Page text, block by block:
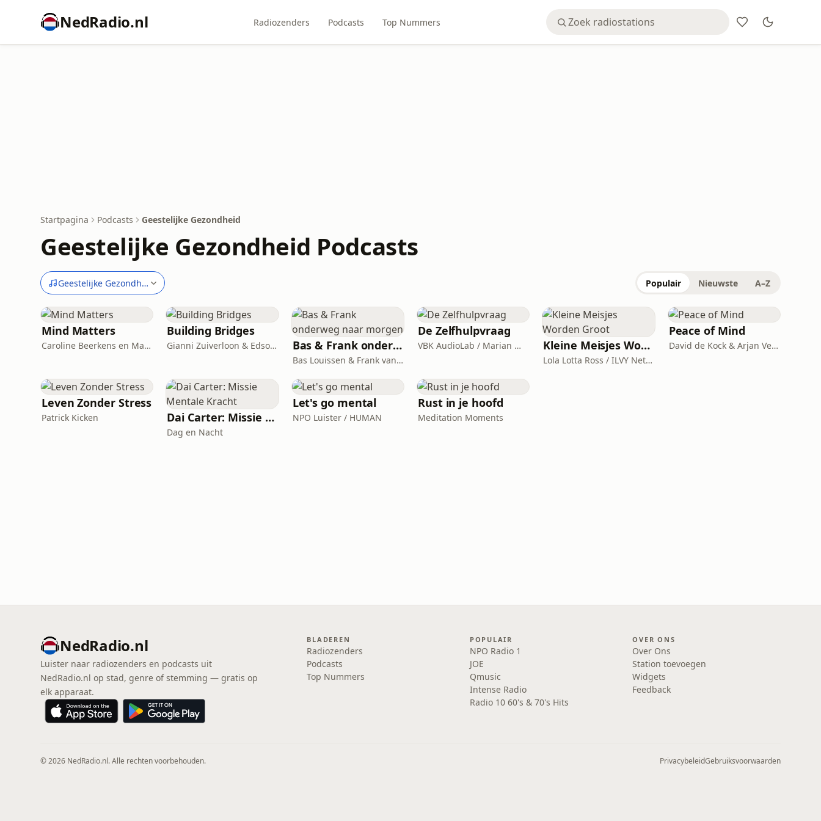
NedRadio.nl Radiozenders Podcasts Top Nummers
Startpagina Podcasts Geestelijke Gezondheid
Geestelijke Gezondheid Podcasts
Geestelijke Gezondheid Populair Nieuwste A–Z
Mind Matters
Caroline Beerkens en Marie Broeckman / Audiohuis
Building Bridges
Gianni Zuiverloon & Edson Braafheid / Geuren & Kleuren Media Bas & Frank onderweg naar morgen
Bas Louissen & Frank van der Lende / Meer van dit
De Zelfhulpvraag
VBK AudioLab / Marian Mudder / Els van Steijn Kleine Meisjes Worden Groot
Lola Lotta Ross / ILVY Network
Peace of Mind
David de Kock & Arjan Vergeer / 365 Dagen Succesvol
Leven Zonder Stress
Patrick Kicken Dai Carter: Missie Mentale Kracht
Dag en Nacht
Let's go mental
NPO Luister / HUMAN
Rust in je hoofd
Meditation Moments
NedRadio.nl
Luister naar radiozenders en podcasts uit
NedRadio.nl op stad, genre of stemming — gratis op
elk apparaat.
BLADEREN
Radiozenders
Podcasts
Top Nummers
POPULAIR
NPO Radio 1
JOE
Qmusic
Intense Radio
Radio 10 60's & 70's Hits
OVER ONS
Over Ons
Station toevoegen
Widgets
Feedback
© 2026 NedRadio.nl. Alle rechten voorbehouden. PrivacybeleidGebruiksvoorwaarden